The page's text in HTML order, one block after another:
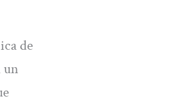
de
un